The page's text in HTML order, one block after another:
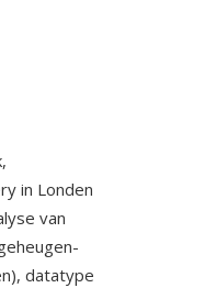
in Londen
van
datatype